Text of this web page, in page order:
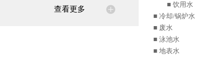
查看更多
■ 饮用水
■ 冷却/锅炉水
■ 废水
■ 泳池水
■ 地表水